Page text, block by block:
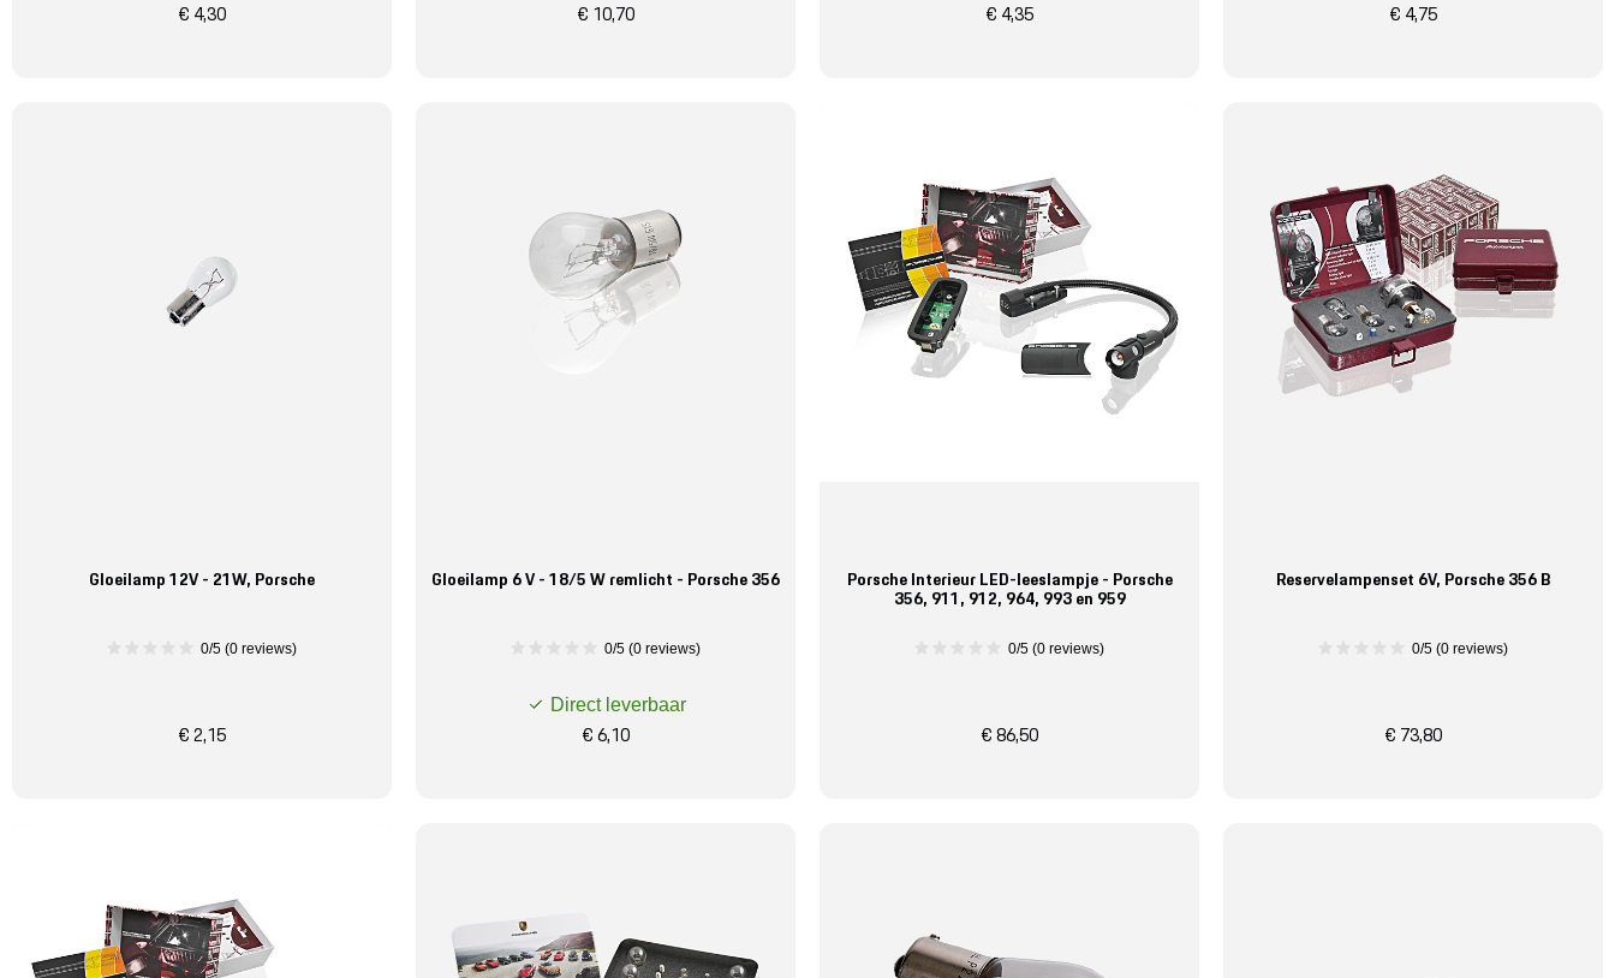
€ 4,30 € 10,70 € 4,35 € 4,75
Gloeilamp 12V - 21W, Porsche
0/5 (0 reviews)
€ 2,15
Gloeilamp 6 V - 18/5 W remlicht - Porsche 356
0/5 (0 reviews)
Direct leverbaar
€ 6,10
Porsche Interieur LED-leeslampje - Porsche
356, 911, 912, 964, 993 en 959
0/5 (0 reviews)
€ 86,50
Reservelampenset 6V, Porsche 356 B
0/5 (0 reviews)
€ 73,80